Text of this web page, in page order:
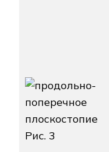
Рис. 3